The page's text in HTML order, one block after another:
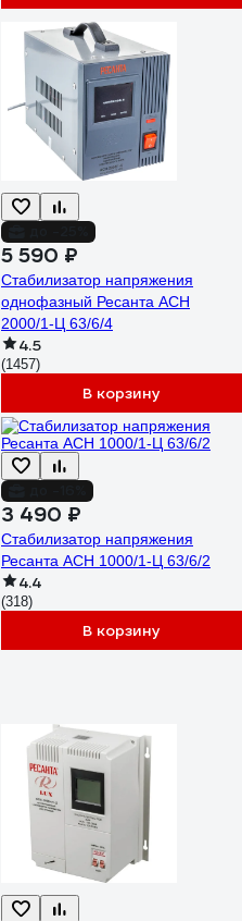
5 590 ₽
Стабилизатор напряжения
однофазный Ресанта АСН
2000/1-Ц 63/6/4
4.5
(1457)
В корзину
3 490 ₽
Стабилизатор напряжения
Ресанта АСН 1000/1-Ц 63/6/2
4.4
(318)
В корзину